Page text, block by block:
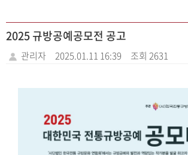
2025 규방공예공모전 공고
관리자 2025.01.11 16:39 조회 2631